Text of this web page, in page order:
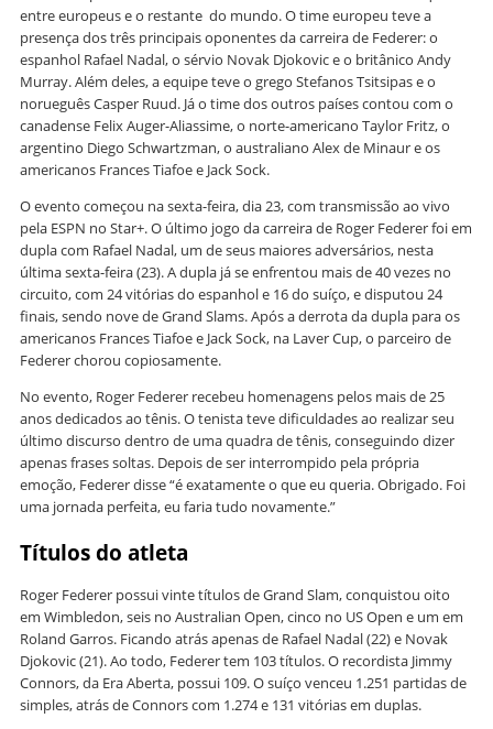
entre europeus e o restante do mundo. O time europeu teve a
presença dos três principais oponentes da carreira de Federer: o
espanhol Rafael Nadal, o sérvio Novak Djokovic e o britânico Andy
Murray. Além deles, a equipe teve o grego Stefanos Tsitsipas e o
norueguês Casper Ruud. Já o time dos outros países contou com o
canadense Felix Auger-Aliassime, o norte-americano Taylor Fritz, o
argentino Diego Schwartzman, o australiano Alex de Minaur e os
americanos Frances Tiafoe e Jack Sock.
O evento começou na sexta-feira, dia 23, com transmissão ao vivo
pela ESPN no Star+. O último jogo da carreira de Roger Federer foi em
dupla com Rafael Nadal, um de seus maiores adversários, nesta
última sexta-feira (23). A dupla já se enfrentou mais de 40 vezes no
circuito, com 24 vitórias do espanhol e 16 do suíço, e disputou 24
finais, sendo nove de Grand Slams. Após a derrota da dupla para os
americanos Frances Tiafoe e Jack Sock, na Laver Cup, o parceiro de
Federer chorou copiosamente.
No evento, Roger Federer recebeu homenagens pelos mais de 25
anos dedicados ao tênis. O tenista teve dificuldades ao realizar seu
último discurso dentro de uma quadra de tênis, conseguindo dizer
apenas frases soltas. Depois de ser interrompido pela própria
emoção, Federer disse “é exatamente o que eu queria. Obrigado. Foi
uma jornada perfeita, eu faria tudo novamente.”
Títulos do atleta
Roger Federer possui vinte títulos de Grand Slam, conquistou oito
em Wimbledon, seis no Australian Open, cinco no US Open e um em
Roland Garros. Ficando atrás apenas de Rafael Nadal (22) e Novak
Djokovic (21). Ao todo, Federer tem 103 títulos. O recordista Jimmy
Connors, da Era Aberta, possui 109. O suíço venceu 1.251 partidas de
simples, atrás de Connors com 1.274 e 131 vitórias em duplas.